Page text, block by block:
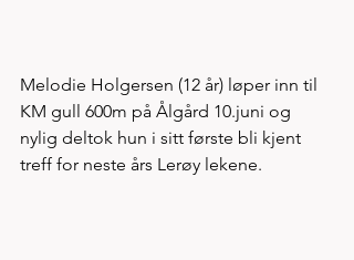
Melodie Holgersen (12 år) løper inn til
KM gull 600m på Ålgård 10.juni og
nylig deltok hun i sitt første bli kjent
treff for neste års Lerøy lekene.